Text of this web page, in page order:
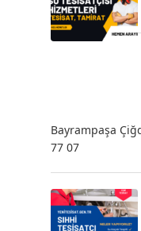
Bayrampaşa
77 07